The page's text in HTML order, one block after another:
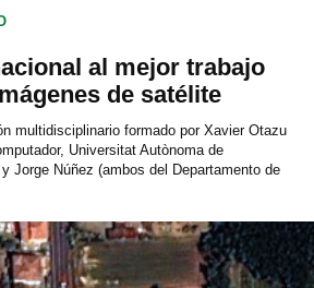
al mejor trabajo
de satélite
multidisciplinario formado por Xavier Otazu
Universitat Autònoma de
Jorge Núñez (ambos del Departamento de